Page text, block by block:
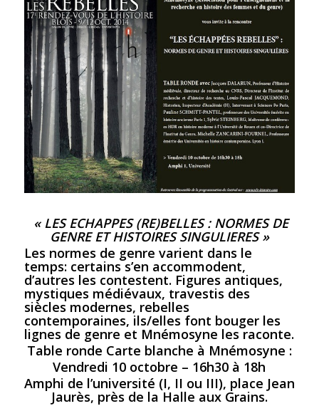
« LES ECHAPPES (RE)BELLES : NORMES DE
GENRE ET HISTOIRES SINGULIERES »
Les normes de genre varient dans le
temps: certains s’en accommodent,
d’autres les contestent. Figures antiques,
mystiques médiévaux, travestis des
siècles modernes, rebelles
contemporaines, ils/elles font bouger les
lignes de genre et Mnémosyne les raconte.
Table ronde Carte blanche à Mnémosyne :
Vendredi 10 octobre – 16h30 à 18h
Amphi de l’université (I, II ou III), place Jean
Jaurès, près de la Halle aux Grains.